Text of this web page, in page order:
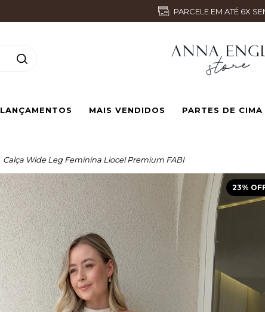
DESCONTO | GANHE 10% NA SUA PRIMEIRA
LANÇAMENTOS MAIS VENDIDOS PARTES DE CIMA
Calça Wide Leg Feminina Liocel Premium FABI
23%